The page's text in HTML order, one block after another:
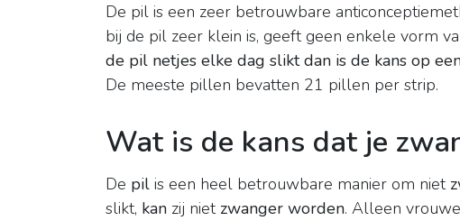
De pil is een zeer betrouwbare
bij de pil zeer klein is, geeft geen enkele vorm
de pil netjes elke dag slikt dan is de kans op
De meeste pillen bevatten 21 pillen per strip.
Wat is de kans dat je
De pil is een heel betrouwbare manier om niet
slikt, kan zij niet zwanger worden. Alleen